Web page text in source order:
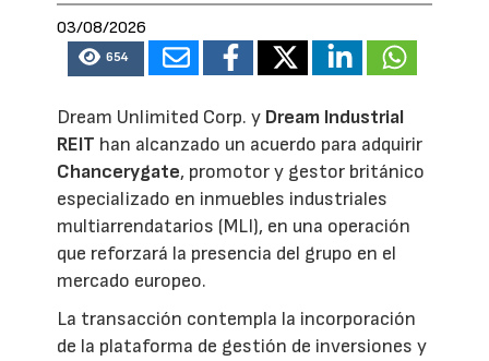
03/08/2026
654
Dream Unlimited Corp. y Dream Industrial
REIT han alcanzado un acuerdo para adquirir
Chancerygate, promotor y gestor británico
especializado en inmuebles industriales
multiarrendatarios (MLI), en una operación
que reforzará la presencia del grupo en el
mercado europeo.
La transacción contempla la incorporación
de la plataforma de gestión de inversiones y